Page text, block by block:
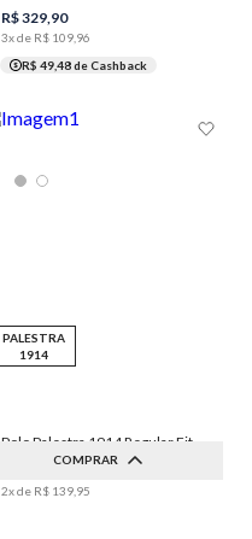
R$329,90
3x de R$ 109 96
R$ 49,48de Cashback
PALESTRA
1914
COMPRAR
M G
2x de R$ 139 95